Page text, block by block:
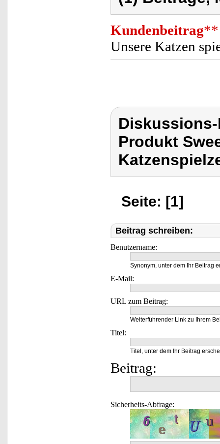
Kundenbeitrag**
Unsere Katzen
Produkt
Seite: [1]
Beitrag schreiben:
Benutzername:
Synonym, unter dem Ihr Beitrag
E-Mail:
URL zum Beitrag:
Weiterführender Link zu Ihrem
Titel:
Titel, unter dem Ihr Beitrag
Beitrag:
Sicherheits-Abfrage: